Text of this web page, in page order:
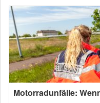
Motorradunfälle: